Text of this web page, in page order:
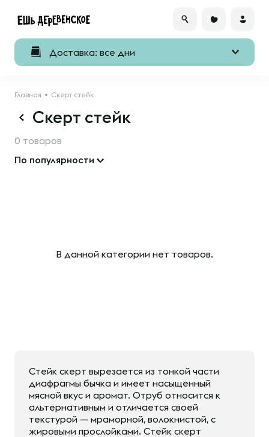
Доставка: все дни
Главная Скерт стейк
Скерт стейк
0 товаров
По популярности
В данной категории нет товаров.
Стейк скерт вырезается из тонкой части
диафрагмы бычка и имеет насыщенный
мясной вкус и аромат. Отруб относится к
альтернативным и отличается своей
текстурой — мраморной, волокнистой, с
жировыми прослойками. Стейк скерт